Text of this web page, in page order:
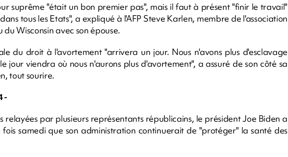
suprême "était un bon premier pas", mais il faut à présent "finir le travail"
tous les Etats", a expliqué à l'AFP Steve Karlen, membre de l'association
du Wisconsin avec son épouse.
du droit à l'avortement "arrivera un jour. Nous n'avons plus d'esclavage
jour viendra où nous n'aurons plus d'avortement", a assuré de son côté sa
tout sourire.
-
relayées par plusieurs représentants républicains, le président Joe Biden a
fois samedi que son administration continuerait de "protéger" la santé des